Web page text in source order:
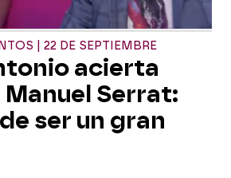
| 22 DE SEPTIEMBRE
acierta
Serrat:
ser un gran